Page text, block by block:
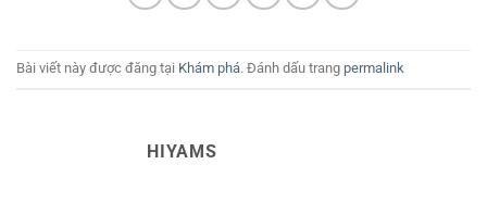
Bài viết này được đăng tại Khám phá. Đánh dấu trang permalink
HIYAMS